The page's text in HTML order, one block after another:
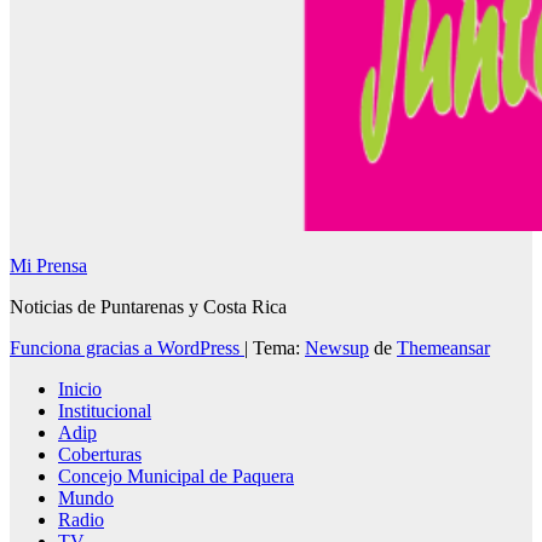
Mi Prensa
Noticias de Puntarenas y Costa Rica
Funciona gracias a WordPress | Tema: Newsup de Themeansar
Inicio
Institucional
Adip
Coberturas
Concejo Municipal de Paquera
Mundo
Radio